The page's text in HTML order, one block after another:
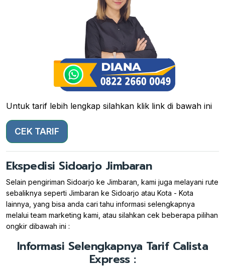
Untuk tarif lebih lengkap silahkan klik link di bawah ini
CEK TARIF
Ekspedisi Sidoarjo Jimbaran
Selain pengiriman Sidoarjo ke Jimbaran, kami juga melayani rute
sebaliknya seperti Jimbaran ke Sidoarjo atau Kota - Kota
lainnya, yang bisa anda cari tahu informasi selengkapnya
melalui team marketing kami, atau silahkan cek beberapa pilihan
ongkir dibawah ini :
Informasi Selengkapnya Tarif Calista
Express :